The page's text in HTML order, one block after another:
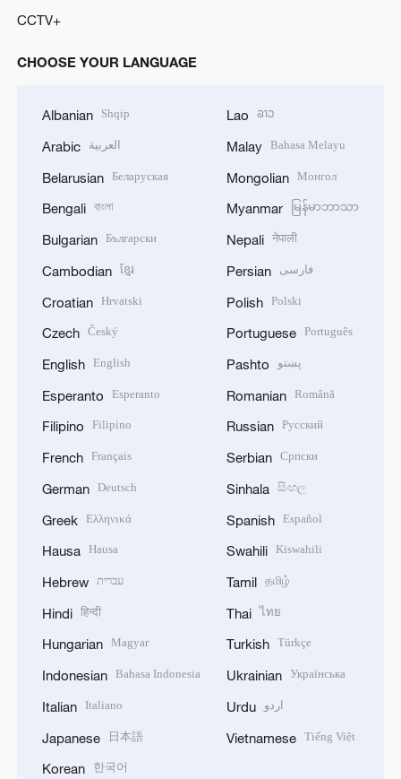
CCTV+
CHOOSE YOUR LANGUAGE
Albanian Shqip
Arabic العربية
Belarusian Беларуская
Bengali বাংলা
Bulgarian Български
Cambodian ខ្មែរ
Croatian Hrvatski
Czech Český
English English
Esperanto Esperanto
Filipino Filipino
French Français
German Deutsch
Greek Ελληνικά
Hausa Hausa
Hebrew עברית
Hindi हिन्दी
Hungarian Magyar
Indonesian Bahasa Indonesia
Italian Italiano
Japanese 日本語
Korean 한국어
Lao ລາວ
Malay Bahasa Melayu
Mongolian Монгол
Myanmar မြန်မာဘာသာ
Nepali नेपाली
Persian فارسی
Polish Polski
Portuguese Português
Pashto پښتو
Romanian Română
Russian Русский
Serbian Српски
Sinhala සිංහල
Spanish Español
Swahili Kiswahili
Tamil தமிழ்
Thai ไทย
Turkish Türkçe
Ukrainian Українська
Urdu اردو
Vietnamese Tiếng Việt